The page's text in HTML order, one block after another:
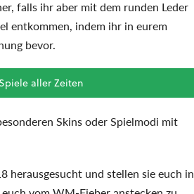
falls ihr aber mit dem runden Leder
entkommen, indem ihr in eurem
bevor.
aller Zeiten
Skins oder Spielmodi mit
herausgesucht und stellen sie euch in